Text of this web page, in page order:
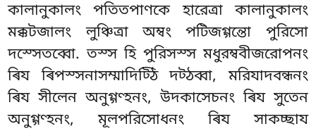
কালানুকালং পতিতপাণকে হারেত্ৰা কালানুকালং
মক্কটজালং লুঞ্চিত্ৰা অম্বং পটিজগ্গন্তো পুরিসো
দস্সেতব্বো. তস্স হি পুরিসস্স মধুরম্ববীজরোপনং
ৰিয ৰিপস্সনাসম্মাদিট্ঠি দট্ঠব্বা, মরিযাদবন্ধনং
ৰিয সীলেন অনুগ্গণ্হনং, উদকাসেচনংৰিয সুতেন
অনুগ্গণ্হনং, মূলপরিসোধনং ৰিয সাকচ্ছায